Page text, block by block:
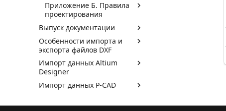
Приложение Б. Правила
проектирования
Выпуск документации
Особенности импорта и
экспорта файлов DXF
Импорт данных Altium
Designer
Импорт данных P-CAD